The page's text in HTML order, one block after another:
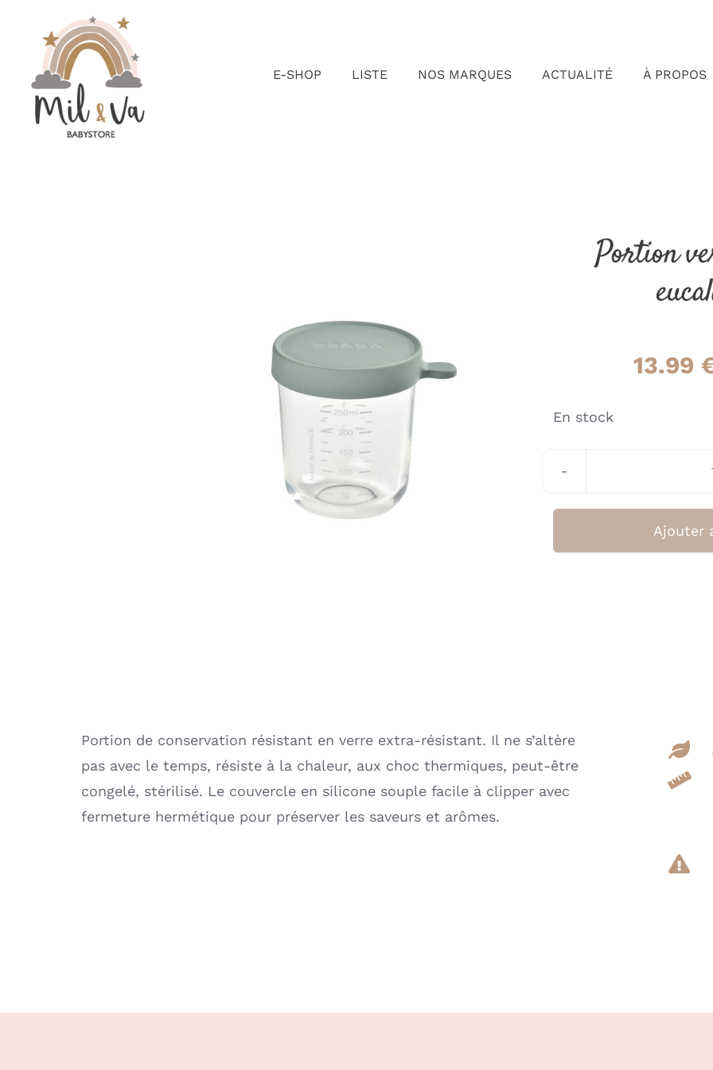
contenu
E-SHOP LISTE NOS MARQUES ACTUALITÉ À PROPOS
Portion
13.99
En stock
Ajouter
Portion de conservation résistant en verre extra-résistant. Il ne s’altère
pas avec le temps, résiste à la chaleur, aux choc thermiques, peut-être
congelé, stérilisé. Le couvercle en silicone souple facile à clipper avec
fermeture hermétique pour préserver les saveurs et arômes.